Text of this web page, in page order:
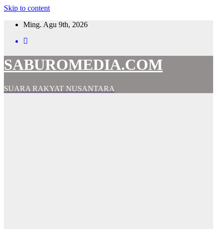
Skip to content
Ming. Agu 9th, 2026
SABUROMEDIA.COM
SUARA RAKYAT NUSANTARA